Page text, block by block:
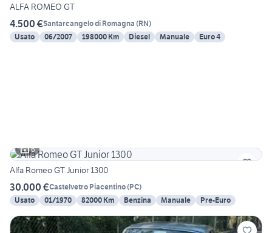
ALFA ROMEO GT
4.500 €Santarcangelo di Romagna (RN)
Usato
06/2007 198000 Km Diesel Manuale Euro 4
6
Alfa Romeo GT Junior 1300
30.000 €Castelvetro Piacentino(PC)
Usato
01/1970 82000 Km Benzina Manuale Pre-Euro